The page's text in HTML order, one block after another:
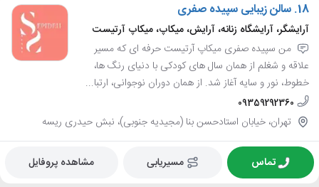
18. سالن زیبایی سپیده صفری
آرایشگر، آرایشگاه زنانه، آرایش، میکاپ، میکاپ آرتیست
من سپیده صفری میکاپ آرتیست حرفه ای که مسیر
علاقه و شغلم از همان سال های کودکی با دنیای رنگ ها،
خطوط، نور و سایه آغاز شد. از همان دوران نوجوانی، ارتبا...
09359292360
تهران، خیابان استادحسن بنا (مجیدیه جنوبی)، نبش حیدری ریسه
تماس مسیریابی مشاهده پروفایل